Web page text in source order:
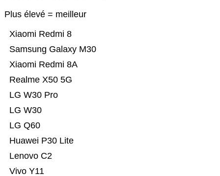
Plus élevé = meilleur
Vivo Y11
Lenovo C2
Huawei P30 Lite
LG Q60
LG W30
LG W30 Pro
Realme X50 5G
Xiaomi Redmi 8A
Samsung Galaxy M30
Xiaomi Redmi 8